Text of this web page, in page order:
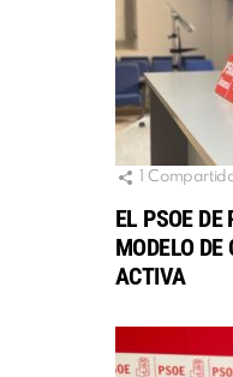
EL PSOE
MODELO
ACTIVA